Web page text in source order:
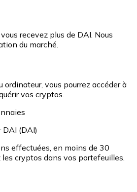
recevez plus de DAI. Nous
du marché.
ordinateur, vous pourrez accéder à
vos cryptos.
DAI (DAI)
effectuées, en moins de 30
cryptos dans vos portefeuilles.